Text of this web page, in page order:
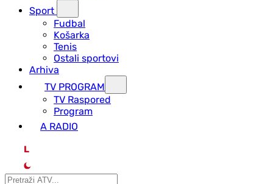
Sport
Fudbal
Košarka
Tenis
Ostali sportovi
Arhiva
TV PROGRAM
ТV Raspored
Program
A RADIO
L